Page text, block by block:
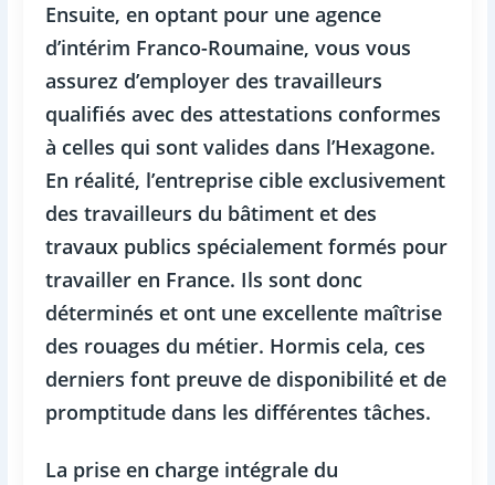
Ensuite, en optant pour une agence
d’intérim Franco-Roumaine, vous vous
assurez d’employer des travailleurs
qualifiés avec des attestations conformes
à celles qui sont valides dans l’Hexagone.
En réalité, l’entreprise cible exclusivement
des travailleurs du bâtiment et des
travaux publics spécialement formés pour
travailler en France. Ils sont donc
déterminés et ont une excellente maîtrise
des rouages du métier. Hormis cela, ces
derniers font preuve de disponibilité et de
promptitude dans les différentes tâches.
La prise en charge intégrale du